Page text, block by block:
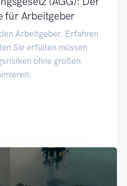
für Arbeitgeber
Arbeitgeber. Erfahren
Sie erfüllen müssen
ohne großen